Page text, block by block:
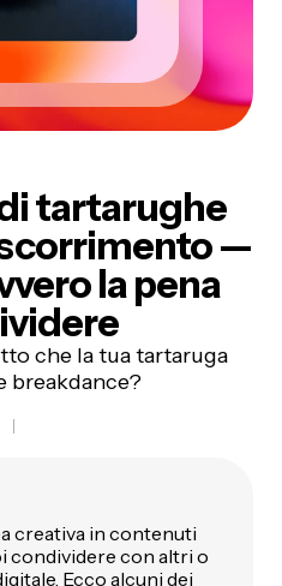
tartarughe
—
la pena
che la tua tartaruga
breakdance?
creativa in contenuti
condividere con altri o
Ecco alcuni dei